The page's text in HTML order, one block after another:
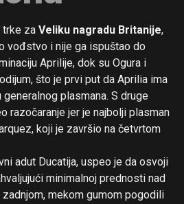
trke za Veliku nagradu Britanije,
vođstvo i nije ga ispuštao do
Aprilije, dok su Ogura i
što je prvi put da Aprilia ima
plasmana. S druge
razočaranje jer je najbolji plasman
koji je završio na četvrtom
adut Ducatija, uspeo je da osvoji
minimalnoj prednosti nad
mekom gumom pogodili